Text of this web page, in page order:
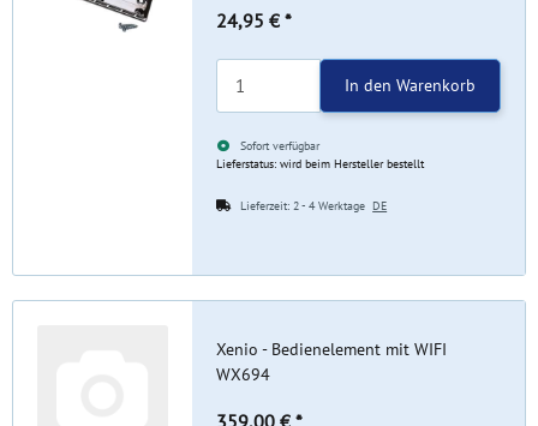
24,95 € *
In den Warenkorb
Sofort verfügbar
Lieferstatus: wird beim Hersteller bestellt
Lieferzeit: 2 - 4 WerktageDE
Xenio - Bedienelement mit WIFI
WX694
359,00 € *